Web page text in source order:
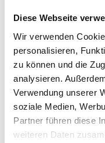
Diese Webseite
Wir verwenden
personalisieren,
zu können und die
analysieren.
Verwendung unserer
soziale Medien,
Partner führen diese
weiteren Daten
Jetzt bin ich
lassen Sie es
Feedback,
freue ich mich
Heftproduktion
magazin@fn-
Herzliche